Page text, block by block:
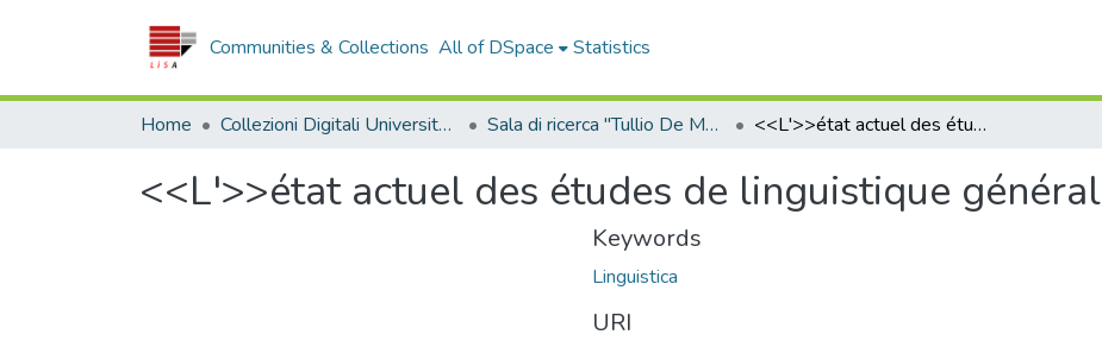
Communities & Collections All of DSpace Statistics
Home Collezioni Digitali Università della Calabria Sala di ricerca "Tullio De Mauro" <<L'>>état actuel des études de linguistique générale
<<L'>>état actuel des études de linguistique
Keywords
Linguistica
URI